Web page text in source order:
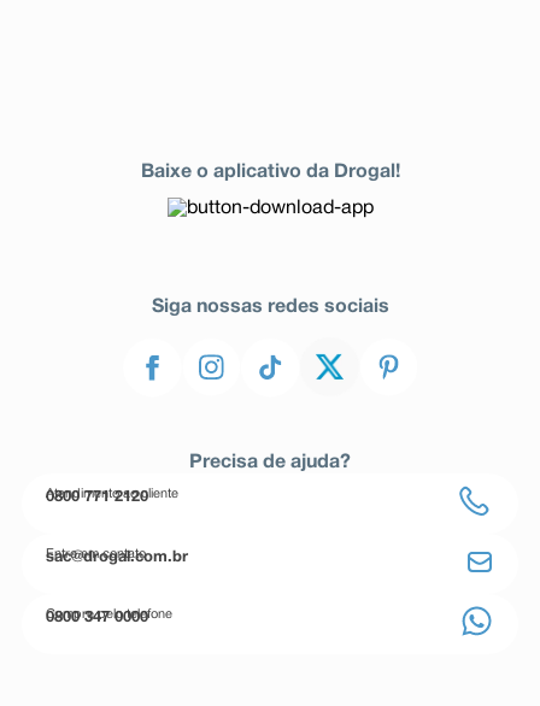
Baixe o aplicativo da Drogal!
Siga nossas redes sociais
Precisa de ajuda?
Atendimento ao cliente
0800 771 2120
Entre em contato
sac@drogal.com.br
Compre pelo telefone
0800 347 0000